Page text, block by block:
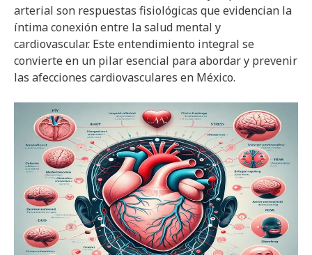
arterial son respuestas fisiológicas que evidencian la
íntima conexión entre la salud mental y
cardiovascular. Este entendimiento integral se
convierte en un pilar esencial para abordar y prevenir
las afecciones cardiovasculares en México.